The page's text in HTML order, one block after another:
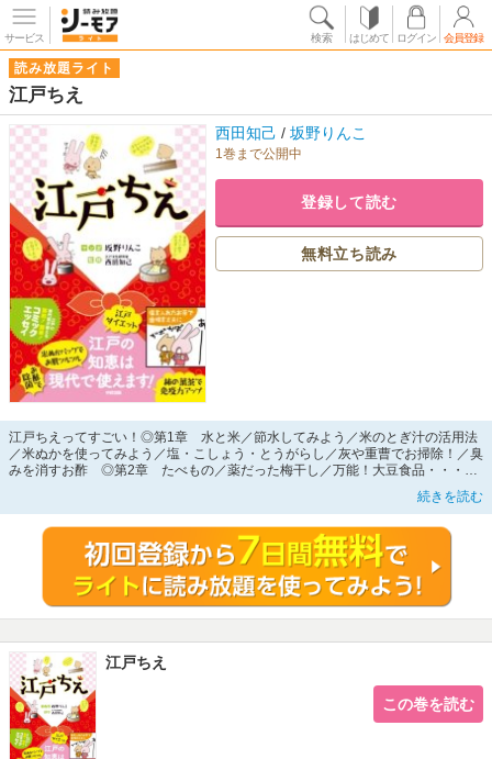
サービス 検索 はじめて ログイン 会員登録
読み放題ライト
江戸ちえ
西田知己 / 坂野りんこ
1巻まで公開中
登録して読む
無料立ち読み
江戸ちえってすごい！◎第1章 水と米／節水してみよう／米のとぎ汁の活用法
／米ぬかを使ってみよう／塩・こしょう・とうがらし／灰や重曹でお掃除！／臭
みを消すお酢 ◎第2章 たべもの／薬だった梅干し／万能！大豆食品・・・江
戸の知恵は現代で使えます。節水の方法、暑い夏・寒い冬の乗り越え方、お肌つ
やつやになる方法、免疫力アップ、除菌、ダイエットから美味しく魚を焼く方法
ります。この本では、たくさんある知恵のうち、いろいろ試してみて効果があっ
たもの、面白かったものをマンガにしてみました。江戸コラムも楽しめます。
続きを読む
江戸ちえ
この巻を読む